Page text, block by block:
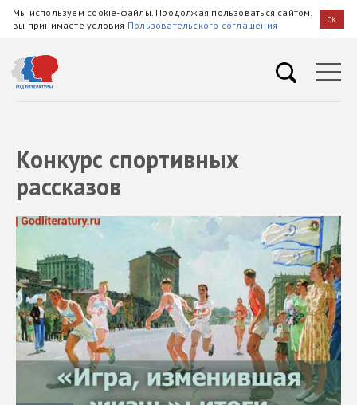
Мы используем cookie-файлы. Продолжая пользоваться сайтом,
вы принимаете условия Пользовательского соглашения OK
Конкурс спортивных
рассказов